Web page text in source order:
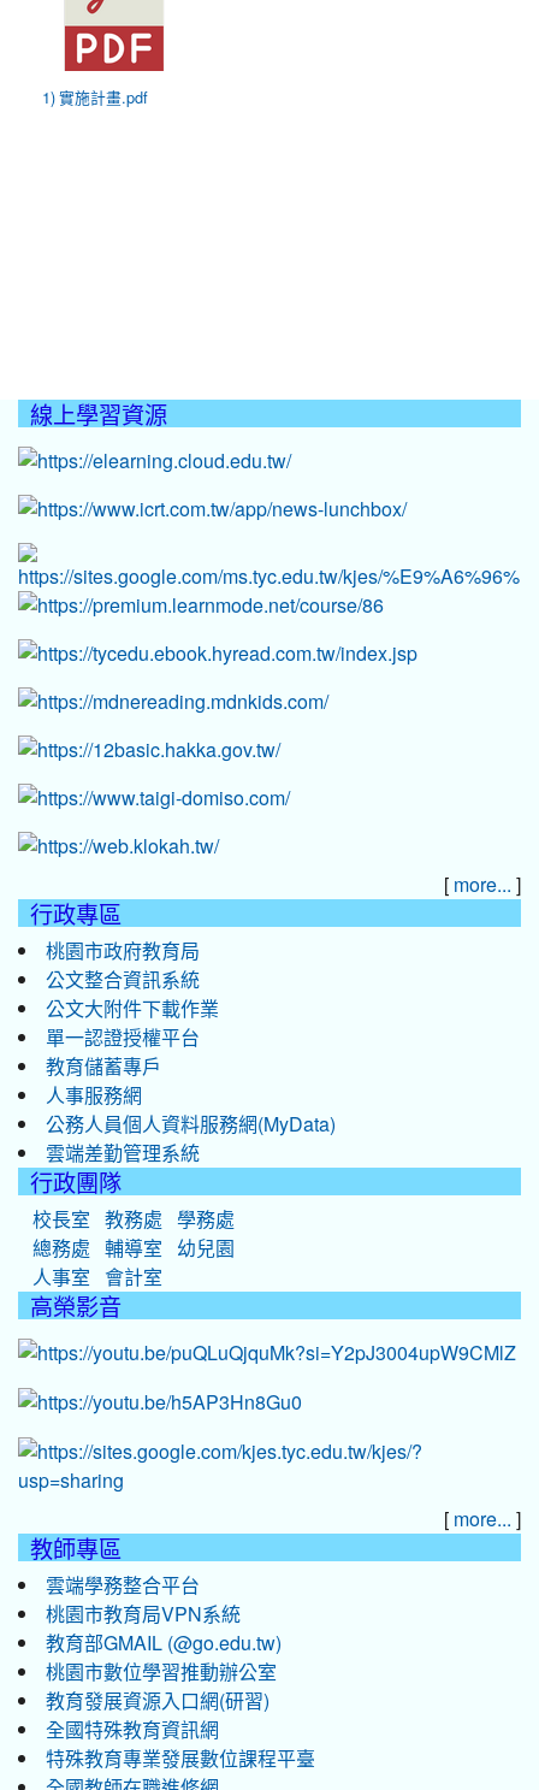
1) 實施計畫.pdf
線上學習資源
[ more... ]
行政專區
桃園市政府教育局
公文整合資訊系統
公文大附件下載作業
單一認證授權平台
教育儲蓄專戶
人事服務網
公務人員個人資料服務網(MyData)
雲端差勤管理系統
行政團隊
校長室 教務處
學務處
總務處
輔導室
幼兒園
人事室
會計室
高榮影音
[ more... ]
教師專區
雲端學務整合平台
桃園市教育局VPN系統
教育部GMAIL (@go.edu.tw)
桃園市數位學習推動辦公室
教育發展資源入口網(研習)
全國特殊教育資訊網
特殊教育專業發展數位課程平臺